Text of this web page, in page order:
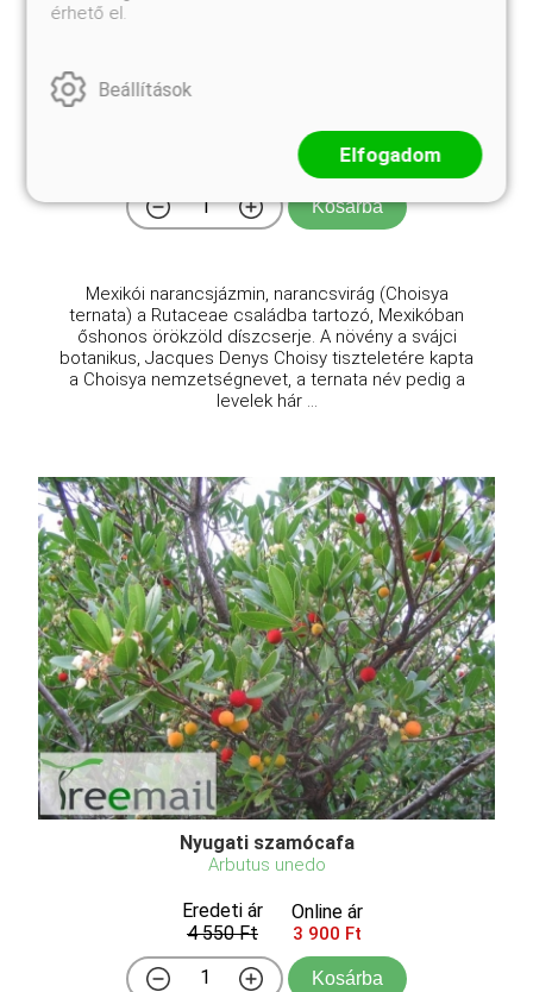
Online ár
3 950 Ft
Kosárba
Mexikói narancsjázmin, narancsvirág (Choisya
ternata) a Rutaceae családba tartozó, Mexikóban
őshonos örökzöld díszcserje. A növény a svájci
botanikus, Jacques Denys Choisy tiszteletére kapta
a Choisya nemzetségnevet, a ternata név pedig a
levelek hár ...
Nyugati szamócafa
Arbutus unedo
Eredeti ár
4 550 Ft
Online ár
3 900 Ft
Kosárba
érhető el.
Beállítások
Elfogadom